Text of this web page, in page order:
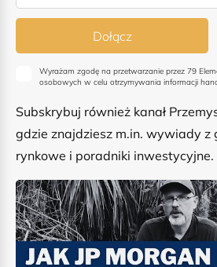
Dołącz
Wyrażam zgodę na przetwarzanie przez 79
osobowych w celu otrzymywania informacji
Subskrybuj również kanał
gdzie znajdziesz m.in. wywiady z
rynkowe i poradniki inwestycyjne.